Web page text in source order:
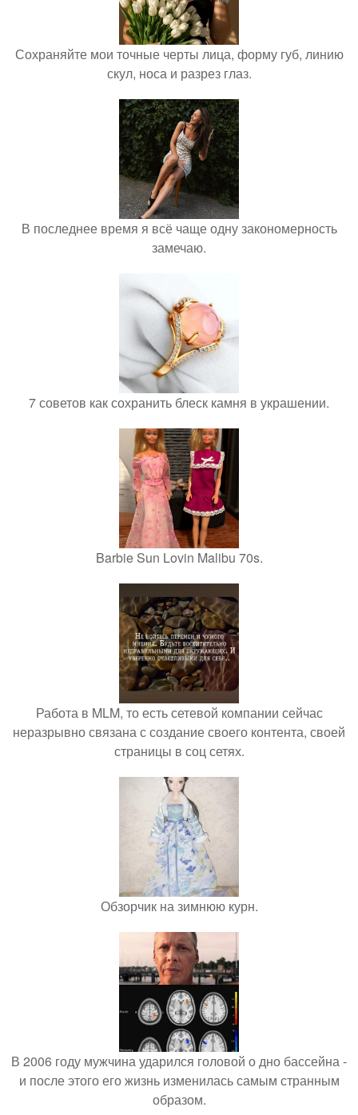
Сохраняйте мои точные черты лица, форму губ, линию
скул, носа и разрез глаз.
В последнее время я всё чаще одну закономерность
замечаю.
7 советов как сохранить блеск камня в украшении.
Barbie Sun Lovin Malibu 70s.
Работа в MLM, то есть сетевой компании сейчас
неразрывно связана с создание своего контента, своей
страницы в соц сетях.
Обзорчик на зимнюю курн.
В 2006 году мужчина ударился головой о дно бассейна -
и после этого его жизнь изменилась самым странным
образом.